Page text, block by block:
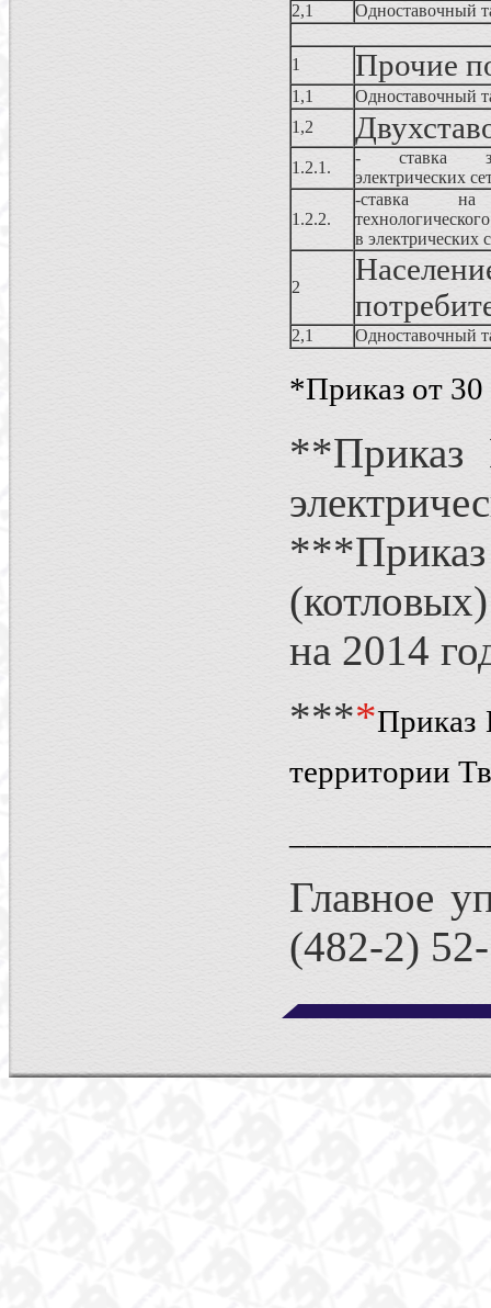
2,1 Одноставочный
1 Прочие
1,1
Одноставочный
1,2
1.2.1.
- ставка за
электрических
1.2.2.
-ставка
в электрических
2
2,1 Одноставочный
*Приказ от
**Приказ
на 2014
****Приказ
территории
Главное
(482-2)